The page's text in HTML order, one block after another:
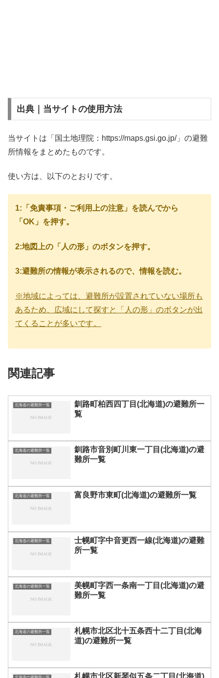
出典｜当サイトの使用方法
当サイトは「国土地理院：https://maps.gsi.go.jp/」の避難
所情報をまとめたものです。
使い方は、以下のとおりです。
1:「免責事項・ご利用上の注意」を読んでから
「OK」を押す。
2:地図上の「人の形」のボタンを押す。
3:避難所の情報が表示されるので、情報を読む。
※地域によっては、避難所が設置されていない場所も
あるため、広域にして探すと「人の形」のボタンが出
てくることが多いです。
関連記事
北海道の避難所一覧
釧路町柏西四丁目(北海道)の避難所一
覧
北海道の避難所一覧
釧路市音別町川東一丁目(北海道)の避
難所一覧
北海道の避難所一覧 富良野市東町(北海道)の避難所一覧
北海道の避難所一覧
士幌町字中音更西一線(北海道)の避難
所一覧
北海道の避難所一覧
美幌町字西一条南一丁目(北海道)の避
難所一覧
北海道の避難所一覧
札幌市北区北十五条西十二丁目(北海
道)の避難所一覧